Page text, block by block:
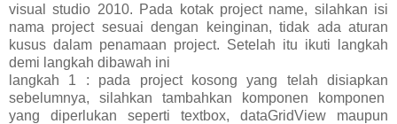
visual studio 2010. Pada kotak project name, silahkan isi
nama project sesuai dengan keinginan, tidak ada aturan
kusus dalam penamaan project. Setelah itu ikuti langkah
demi langkah dibawah ini
langkah 1 : pada project kosong yang telah disiapkan
sebelumnya, silahkan tambahkan komponen komponen
yang diperlukan seperti textbox, dataGridView maupun